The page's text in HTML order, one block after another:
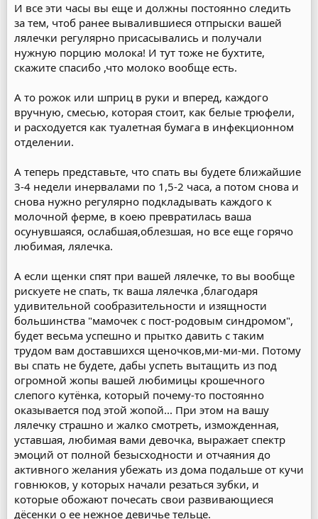
И все эти часы вы еще и должны постоянно следить
за тем, чтоб ранее вывалившиеся отпрыски вашей
лялечки регулярно присасывались и получали
нужную порцию молока! И тут тоже не бухтите,
скажите спасибо ,что молоко вообще есть.
А то рожок или шприц в руки и вперед, каждого
вручную, смесью, которая стоит, как белые трюфели,
и расходуется как туалетная бумага в инфекционном
отделении.
А теперь представьте, что спать вы будете ближайшие
3-4 недели инервалами по 1,5-2 часа, а потом снова и
снова нужно регулярно подкладывать каждого к
молочной ферме, в коею превратилась ваша
осунувшаяся, ослабшая,облезшая, но все еще горячо
любимая, лялечка.
А если щенки спят при вашей лялечке, то вы вообще
рискуете не спать, тк ваша лялечка ,благодаря
удивительной сообразительности и изящности
большинства "мамочек с пост-родовым синдромом",
будет весьма успешно и прытко давить с таким
трудом вам доставшихся щеночков,ми-ми-ми. Потому
вы спать не будете, дабы успеть вытащить из под
огромной жопы вашей любимицы крошечного
слепого кутёнка, который почему-то постоянно
оказывается под этой жопой... При этом на вашу
лялечку страшно и жалко смотреть, изможденная,
уставшая, любимая вами девочка, выражает спектр
эмоций от полной безысходности и отчаяния до
активного желания убежать из дома подальше от кучи
говнюков, у которых начали резаться зубки, и
которые обожают почесать свои развивающиеся
дёсенки о ее нежное девичье тельце.